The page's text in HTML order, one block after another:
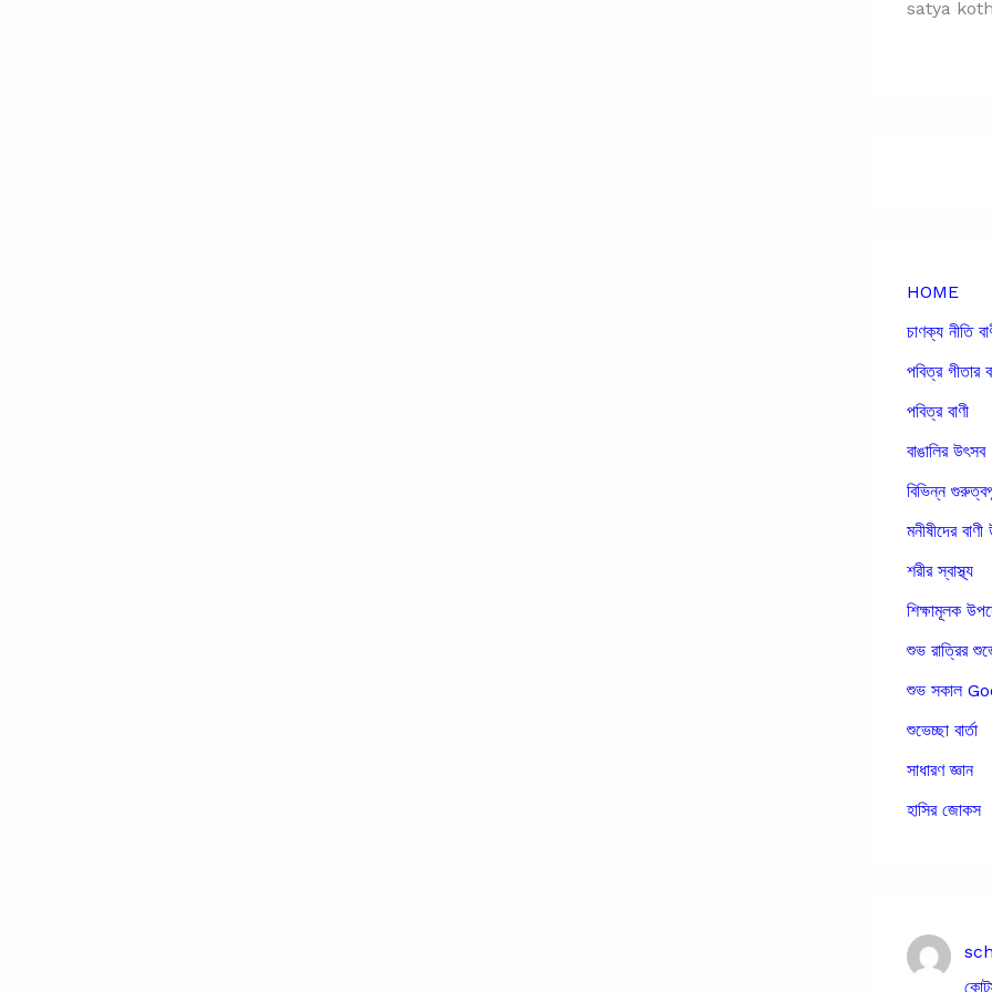
satya
HOME
চাণক্য নীতি
পবিত্র গীতার
পবিত্র বাণী
বাঙালির উৎসব
বিভিন্ন
মনীষীদের
শরীর স্বাস্থ্য
শিক্ষামূলক
শুভ রাত্রির
শুভ সকাল
শুভেচ্ছা বার্তা
সাধারণ জ্ঞান
হাসির জোকস